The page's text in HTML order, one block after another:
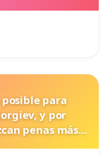
para
y por
penas más